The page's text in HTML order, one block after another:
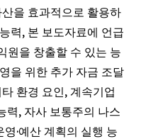
을 효과적으로 활용하
력, 본 보도자료에 언급
원을 창출할 수 있는 능
을 위한 추가 자금 조달
환경 요인, 계속기업
, 자사 보통주의 나스
·예산 계획의 실행 능